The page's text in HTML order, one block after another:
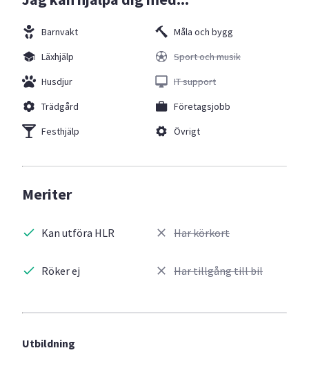
Barnvakt
Läxhjälp
Husdjur
Trädgård
Festhjälp
Måla och bygg
Sport och musik
IT support
Företagsjobb
Övrigt
Meriter
Kan utföra HLR
Röker ej
Har körkort
Har tillgång till bil
Utbildning